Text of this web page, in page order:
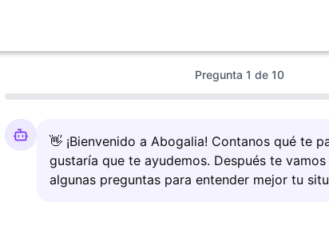
Pregunta 1 de 10
👋 ¡Bienvenido a Abogalia! Contanos qué te
gustaría que te ayudemos. Después te
algunas preguntas para entender mejor tu